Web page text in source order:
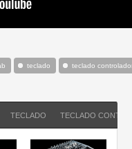
teclado teclado
TECLADO TECLADO